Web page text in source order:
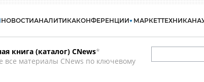
НОВОСТИАНАЛИТИКАКОНФЕРЕНЦИИ МАРКЕТТЕХНИКА
книга (каталог) CNews*
все материалы CNews по ключевому